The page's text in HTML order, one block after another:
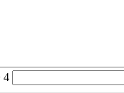
4